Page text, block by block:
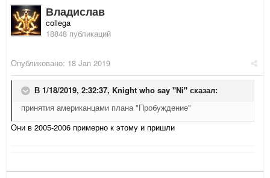
Владислав
collega
18848 публикаций
Опубликовано: 18 Jan 2019
В 1/18/2019, 2:32:37, Knight who say "Ni" сказал:
принятия американцами плана "Пробуждение"
Они в 2005-2006 примерно к этому и пришли